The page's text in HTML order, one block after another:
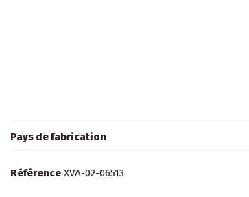
Pays de fabrication
Référence XVA-02-06513